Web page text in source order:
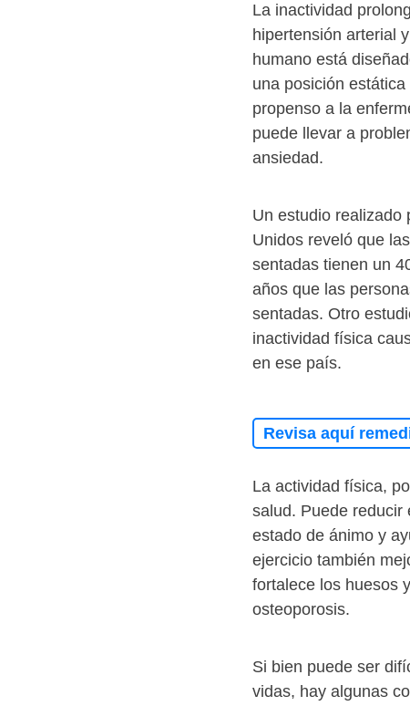
La inactividad
hipertensión arterial
humano está
una posición
propenso a la
puede llevar a
ansiedad.
Un estudio realizado
Unidos reveló que
sentadas tienen un
años que las
sentadas. Otro
inactividad física
en ese país.
Revisa aquí
La actividad física,
salud. Puede reducir
estado de ánimo y
ejercicio también
fortalece los huesos
osteoporosis.
Si bien puede ser
vidas, hay algunas